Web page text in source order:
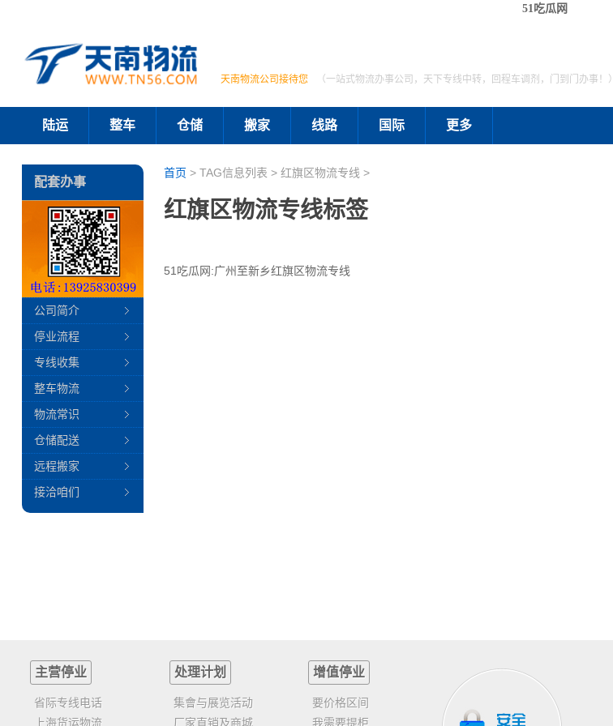
51吃瓜网
天南物流公司接待您 （一站式物流办事公司，天下专线中转，回程车调剂，门到门办事！）
陆运 整车 仓储 搬家 线路 国际 更多
首页 > TAG信息列表 > 红旗区物流专线 >
红旗区物流专线标签
51吃瓜网:广州至新乡红旗区物流专线
配套办事
公司简介
停业流程
专线收集
整车物流
物流常识
仓储配送
远程搬家
接洽咱们
主营停业
省际专线电话
上海货运物流
处理计划
集會与展览活动
厂家直销及商城
增值停业
要价格区间
我需要提柜